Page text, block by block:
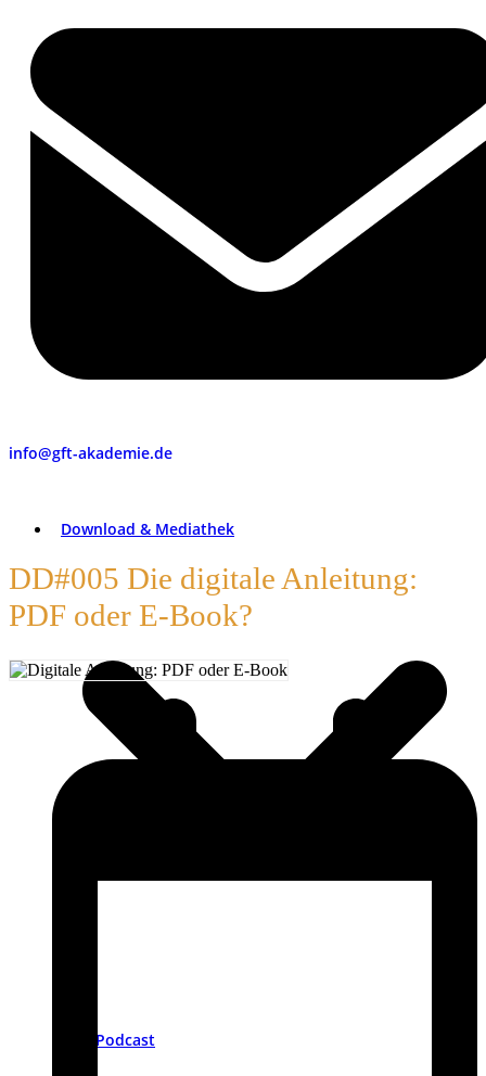
info@gft-akademie.de
Download & Mediathek
Podcast
DD#005 Die digitale Anleitung:
PDF oder E-Book?